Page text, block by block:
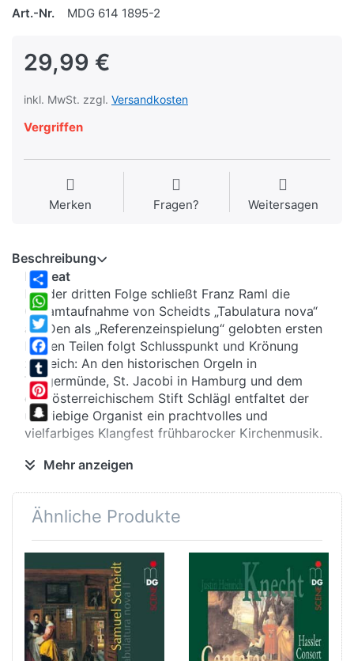
Art.-Nr.
MDG 614 1895-2
29,99 €
inkl. MwSt. zzgl. Versandkosten
Vergriffen
Merken Fragen? Weitersagen
Share
WhatsApp
Twitter
Facebook
Tumblr
Pinterest
Snapchat
Beschreibung
Laureat
Mit der dritten Folge schließt Franz Raml die
Gesamtaufnahme von Scheidts „Tabulatura nova“
ab. Den als „Referenzeinspielung“ gelobten ersten
beiden Teilen folgt Schlusspunkt und Krönung
zugleich: An den historischen Orgeln in
Tangermünde, St. Jacobi in Hamburg und dem
oberösterreichischem Stift Schlägl entfaltet der
umtriebige Organist ein prachtvolles und
vielfarbiges Klangfest frühbarocker Kirchenmusik.
Fernstudium
Schüler auf – der vielbeschäftigte Musiker hatte
einfach kaum noch Zeit zu unterrichten…
allem Werke, die als exemplarische Vorlagen zu
Studienzwecken gedacht waren. Im 3. Band stehen
liturgische Stücke im Vordergrund: Neben
Magnificat- Vertonungen in allen Kirchentonarten
auch Hymnen für die hohen Festzeiten des
Kirchenjahres. Revolutionär ist die Notation: Zum
ersten Mal erscheint Orgelmusik in Partiturform –
Mehr anzeigen
Ähnliche Produkte